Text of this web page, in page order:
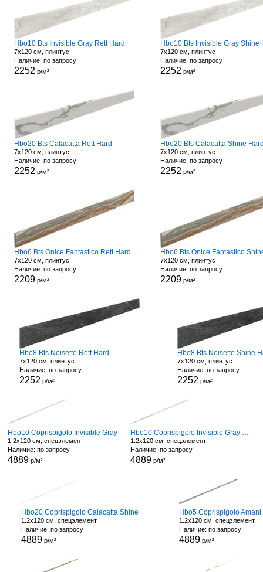
Hbo10 Bts Invisible Gray Rett Hard
7x120 см, плинтус
Наличие: по запросу
2252 р/м²
Hbo10 Bts Invisible Gray Shine
7x120 см, плинтус
Наличие: по запросу
2252 р/м²
Hbo20 Bts Calacatta Rett Hard
7x120 см, плинтус
Наличие: по запросу
2252 р/м²
Hbo20 Bts Calacatta Shine
7x120 см, плинтус
Наличие: по запросу
2252 р/м²
Hbo6 Bts Onice Fantastico Rett Hard
7x120 см, плинтус
Наличие: по запросу
2209р/м²
7x120 см, плинтус
Наличие: по запросу
2209р/м²
Hbo8 Bts Noisette Rett Hard
7x120 см, плинтус
Наличие: по запросу
2252 р/м²
Hbo8 Bts Noisette Shine
7x120 см, плинтус
Наличие: по запросу
2252 р/м²
Hbo10 Coprispigolo Invisible Gray
1.2x120 см, спецэлемент
Наличие: по запросу
4889р/м²
Hbo10 Coprispigolo Invisible Gray Shine
1.2x120 см, спецэлемент
Наличие: по запросу
4889р/м²
Hbo20 Coprispigolo Calacatta Shine
1.2x120 см, спецэлемент
Наличие: по запросу
4889р/м²
Hbo5 Coprispigolo Amani
1.2x120 см, спецэлемент
Наличие: по запросу
4889р/м²